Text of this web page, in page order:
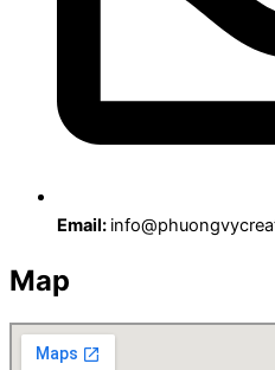
Email:
Map